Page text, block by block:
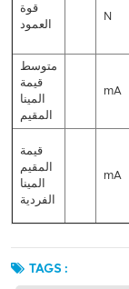
قوة
العمود
N
متوسط
قيمة
المينا
المقيم
mA
قيمة
المقيم
المينا
الفردية
mA
TAGS :